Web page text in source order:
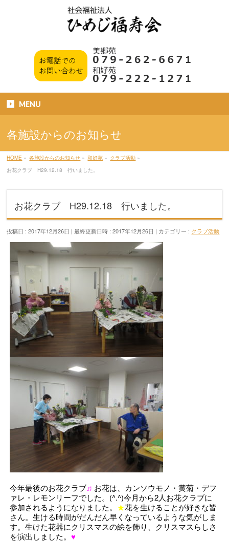
MENU
各施設からのお知らせ
HOME » 各施設からのお知らせ » 和好苑 » クラブ活動 »
お花クラブ H29.12.18 行いました。
お花クラブ H29.12.18 行いました。
投稿日 : 2017年12月26日 最終更新日時 : 2017年12月26日 カテゴリー : クラブ活動
今年最後のお花クラブ♬ お花は、カンソウモノ・黄菊・デフ
ァレ・レモンリーフでした。(^.^)今月から2人お花クラブに
参加されるようになりました。 ★花を生けることが好きな皆
さん。生ける時間がだんだん早くなっているような気がしま
す。生けた花器にクリスマスの絵を飾り、クリスマスらしさ
を演出しました。♥